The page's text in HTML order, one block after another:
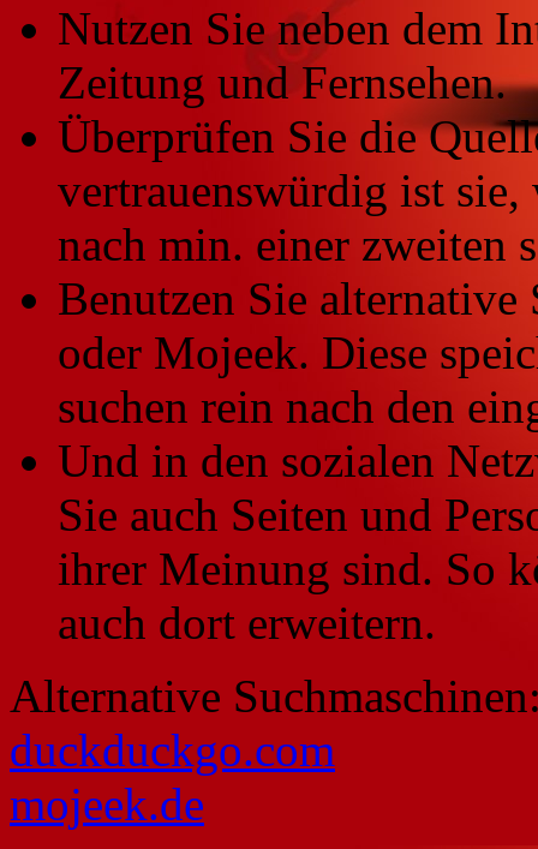
Nutzen Sie neben dem
Zeitung und Fernsehen.
Überprüfen Sie die
vertrauenswürdig ist
nach min. einer zweiten
Benutzen Sie
oder Mojeek. Diese
suchen rein nach den
Und in den sozialen
Sie auch Seiten und
ihrer Meinung sind. So
auch dort erweitern.
Alternative
duckduckgo.com
mojeek.de